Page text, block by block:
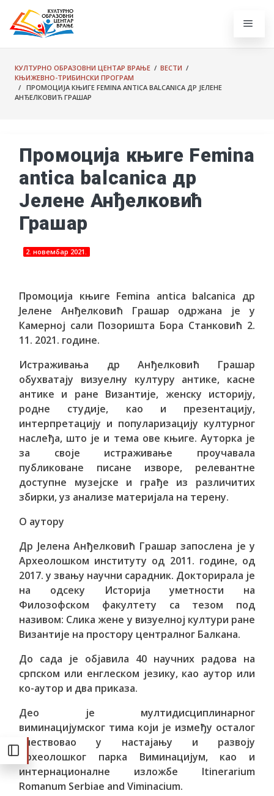
КУЛТУРНО ОБРАЗОВНИ ЦЕНТАР ВРАЊЕ / ВЕСТИ /
КЊИЖЕВНО-ТРИБИНСКИ ПРОГРАМ
/ ПРОМОЦИЈА КЊИГЕ FEMINA ANTICA BALCANICA ДР ЈЕЛЕНЕ
АНЂЕЛКОВИЋ ГРАШАР
Промоција књиге Femina
antica balcanica др
Јелене Анђелковић
Грашар
2. новембар 2021.
Промоција књиге Femina antica balcanica др
Јелене Анђелковић Грашар одржана је у
Камерној сали Позоришта Бора Станковић 2.
11. 2021. године.
Истраживања др Анђелковић Грашар
обухватају визуелну културу антике, касне
антике и ране Византије, женску историју,
родне студије, као и презентацију,
интерпретацију и популаризацију културног
наслеђа, што је и тема ове књиге. Ауторка је
за своје истраживање проучавала
публиковане писане изворе, релевантне
доступне музејске и грађе из различитих
збирки, уз анализе материјала на терену.
О аутору
Др Јелена Анђелковић Грашар запослена је у
Археолошком институту од 2011. године, од
2017. у звању научни сарадник. Докторирала је
на одсеку Историја уметности на
Филозофском факултету са тезом под
називом: Слика жене у визуелној култури ране
Византије на простору централног Балкана.
До сада је објавила 40 научних радова на
српском или енглеском језику, као аутор или
ко-аутор и два приказа.
Део је мултидисциплинарног
виминацијумског тима који је између осталог
учествовао у настајању и развоју
Археолошког парка Виминацијум, као и
интернационалне изложбе Itinerarium
Romanum Serbiae and Viminacium.